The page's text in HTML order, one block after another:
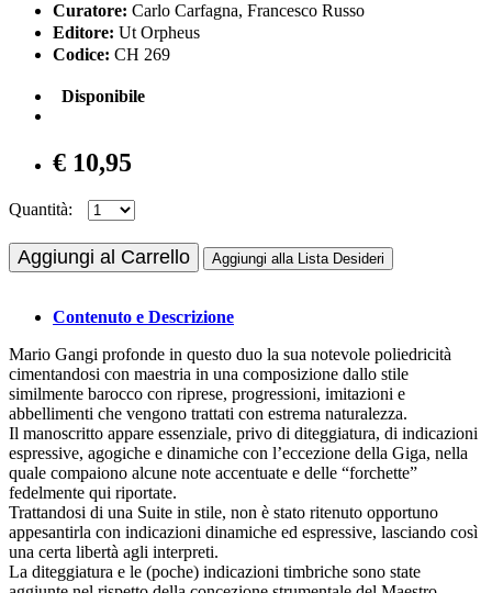
Curatore: Carlo Carfagna, Francesco Russo
Editore: Ut Orpheus
Codice: CH 269
Disponibile
€ 10,95
Quantità:
Aggiungi al Carrello Aggiungi alla Lista Desideri
Contenuto e Descrizione
Mario Gangi profonde in questo duo la sua notevole poliedricità
cimentandosi con maestria in una composizione dallo stile
similmente barocco con riprese, progressioni, imitazioni e
abbellimenti che vengono trattati con estrema naturalezza.
Il manoscritto appare essenziale, privo di diteggiatura, di indicazioni
espressive, agogiche e dinamiche con l’eccezione della Giga, nella
quale compaiono alcune note accentuate e delle “forchette”
fedelmente qui riportate.
Trattandosi di una Suite in stile, non è stato ritenuto opportuno
appesantirla con indicazioni dinamiche ed espressive, lasciando così
una certa libertà agli interpreti.
La diteggiatura e le (poche) indicazioni timbriche sono state